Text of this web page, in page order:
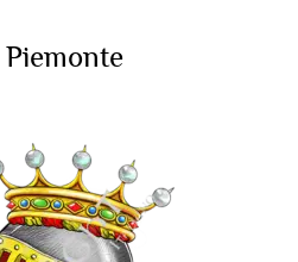
Piemonte